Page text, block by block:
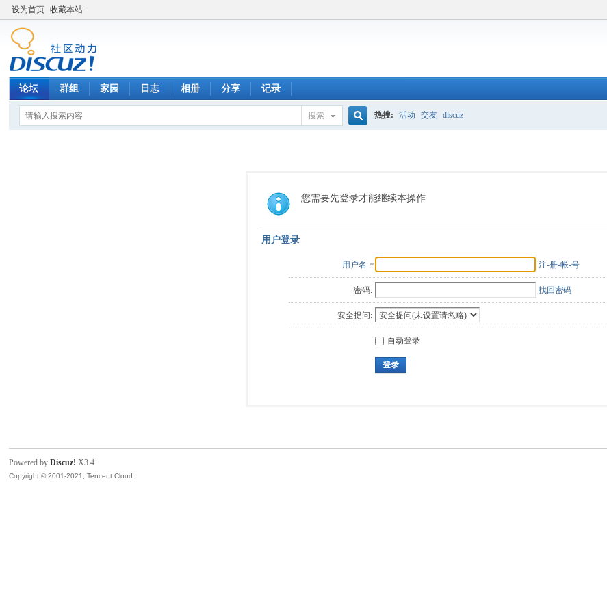
设为首页 收藏本站
论坛 群组 家园 日志 相册 分享 记录
搜索
索
热搜: 活动 交友 discuz
您需要先登录才能继续本操作
用户登录
用户名 注-册-帐-号
密码: 找回密码
安全提问:
自动登录
登录
Powered byDiscuz! X3.4
Copyright © 2001-2021, Tencent Cloud.